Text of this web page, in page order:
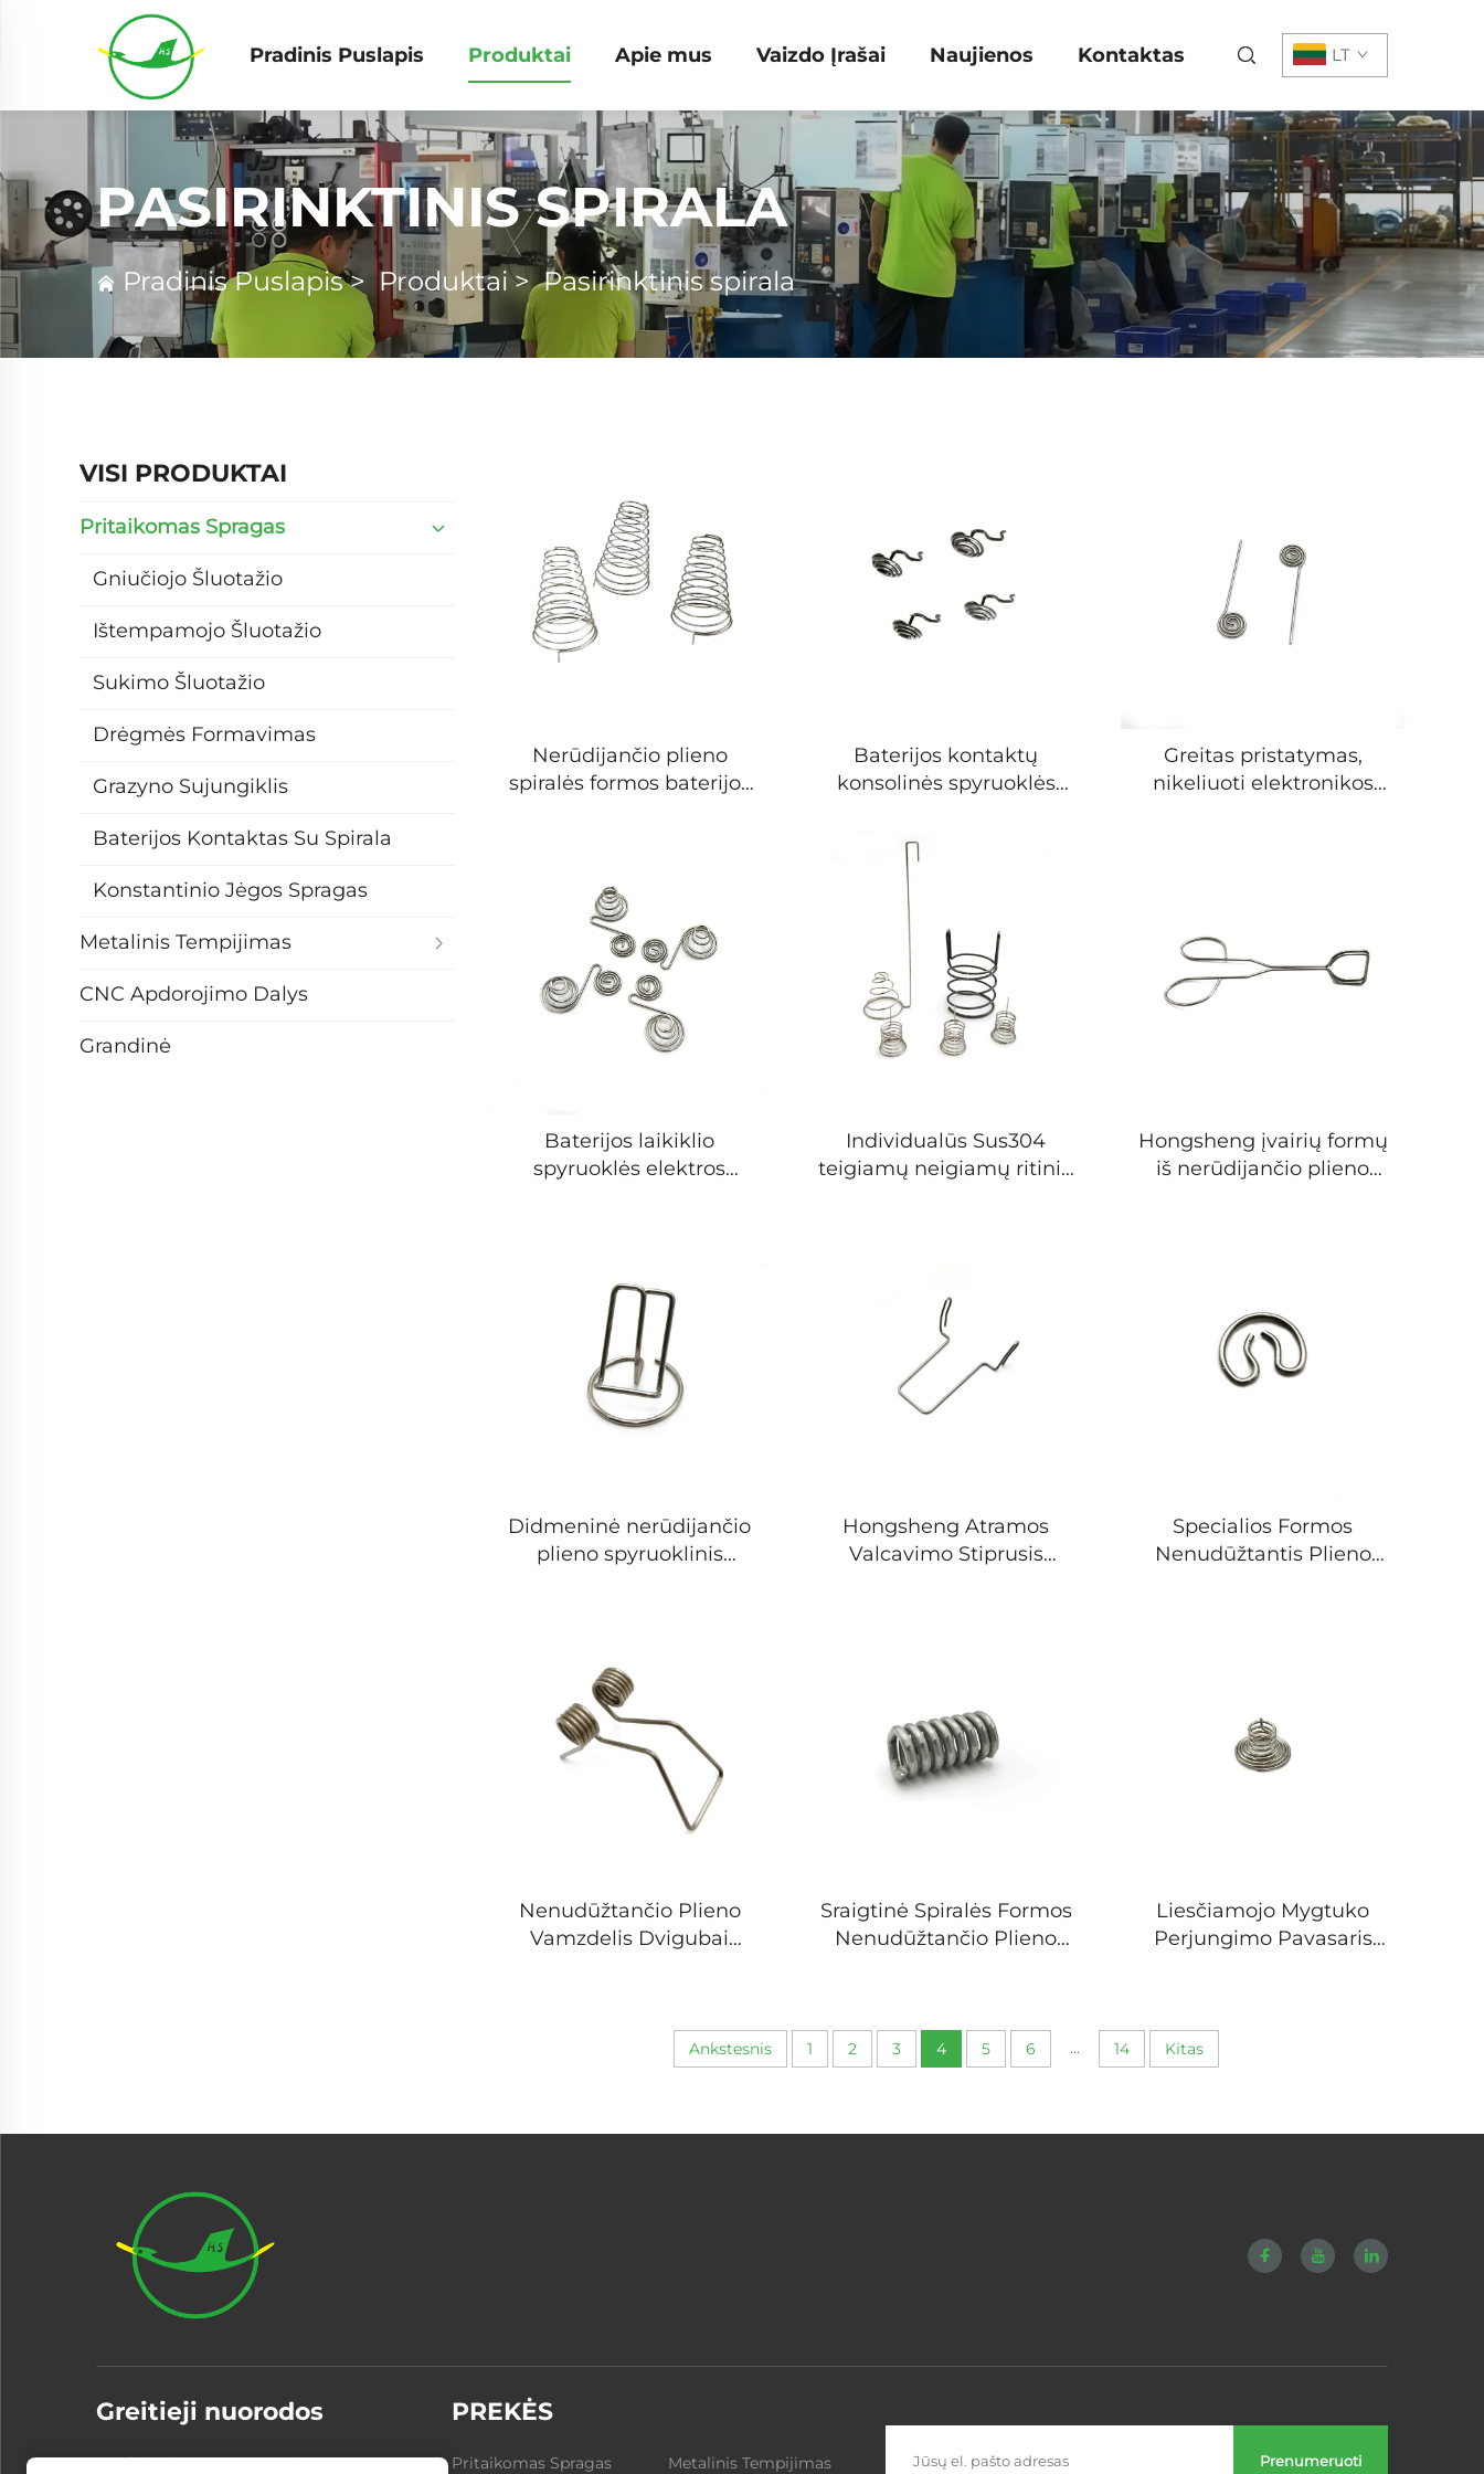
Pradinis Puslapis Produktai Apie mus Vaizdo Įrašai Naujienos Kontaktas LT
PASIRINKTINIS SPIRALA
Pradinis Puslapis>Produktai>Pasirinktinis spirala
VISI PRODUKTAI
Pritaikomas Spragas
Gniučiojo Šluotažio
Ištempamojo Šluotažio
Sukimo Šluotažio
Drėgmės Formavimas
Grazyno Sujungiklis
Baterijos Kontaktas Su Spirala
Konstantinio Jėgos Spragas
Metalinis Tempijimas
CNC Apdorojimo Dalys
Grandinė
Nerūdijančio plieno
spiralės formos baterijos
Baterijos kontaktų
konsolinės spyruoklės
Greitas pristatymas,
nikeliuoti elektronikos
Baterijos laikiklio
spyruoklės elektros
Individualūs Sus304
teigiamų neigiamų ritinių
Hongsheng įvairių formų
iš nerūdijančio plieno
Didmeninė nerūdijančio
plieno spyruoklinis
Hongsheng Atramos
Valcavimo Stiprusis
Specialios Formos
Nenudūžtantis Plieno
Nenudūžtančio Plieno
Vamzdelis Dvigubai
Sraigtinė Spiralės Formos
Nenudūžtančio Plieno
Liesčiamojo Mygtuko
Perjungimo Pavasaris
Ankstesnis 1 2 3 4 5 6 ... 14 Kitas
Greitieji nuorodos
Produktai Apie mus
PREKĖS
Pritaikomas Spragas Metalinis Tempijimas Prenumeruoti